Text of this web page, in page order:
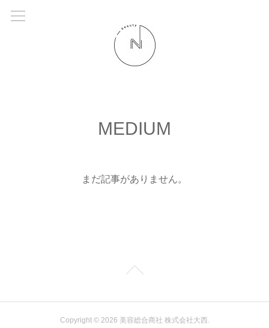
MEDIUM
まだ記事がありません。
Copyright © 2026 美容総合商社 株式会社大西.